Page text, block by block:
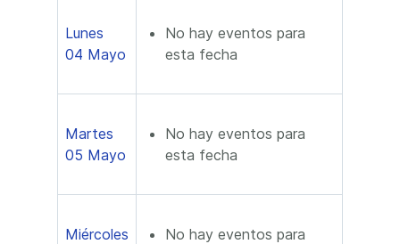
Lunes
04 Mayo
No hay eventos para
esta fecha
Martes
05 Mayo
No hay eventos para
esta fecha
Miércoles
No hay eventos para